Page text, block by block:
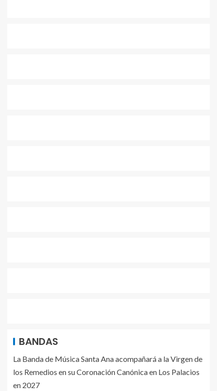
BANDAS
La Banda de Música Santa Ana acompañará a la Virgen de
los Remedios en su Coronación Canónica en Los Palacios
en 2027